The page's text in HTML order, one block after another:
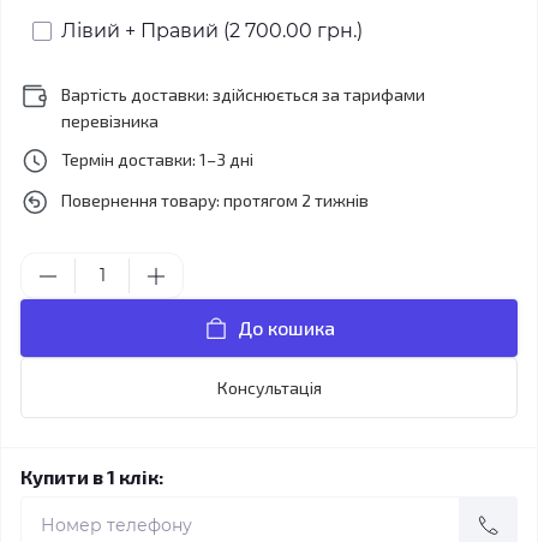
Лівий + Правий (2 700.00 грн.)
Вартість доставки: здійснюється за тарифами
перевізника
Термін доставки: 1–3 дні
Повернення товару: протягом 2 тижнів
До кошика
Консультація
Купити в 1 клік: